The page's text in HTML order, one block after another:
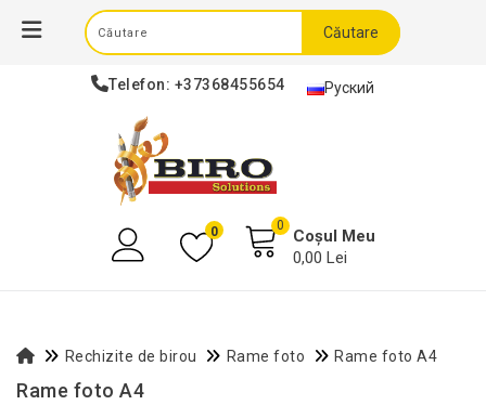
Telefon: +37368455654 Руский
Căutare
0 0
Coșul Meu
0,00 Lei
Rechizite de birou Rame foto Rame foto A4
Rame foto A4